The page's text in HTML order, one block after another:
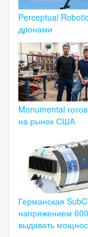
Perceptual
дронами
Monumental
на рынок США
Германская
напряжением
выдавать